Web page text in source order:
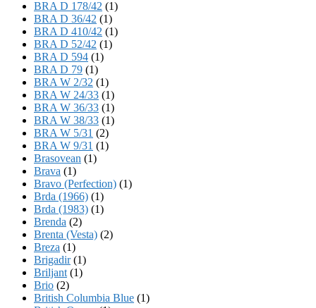
BRA D 178/42 (1)
BRA D 36/42 (1)
BRA D 410/42 (1)
BRA D 52/42 (1)
BRA D 594 (1)
BRA D 79 (1)
BRA W 2/32 (1)
BRA W 24/33 (1)
BRA W 36/33 (1)
BRA W 38/33 (1)
BRA W 5/31 (2)
BRA W 9/31 (1)
Brasovean (1)
Brava (1)
Bravo (Perfection) (1)
Brda (1966) (1)
Brda (1983) (1)
Brenda (2)
Brenta (Vesta) (2)
Breza (1)
Brigadir(1)
Briljant (1)
Brio (2)
British Columbia Blue (1)